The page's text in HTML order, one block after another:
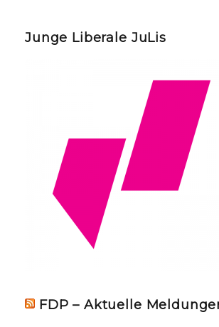
Junge Liberale JuLis
FDP – Aktuelle